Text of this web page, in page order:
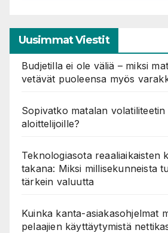
Uusimmat Viestit
Budjetilla ei ole väliä – miksi
vetävät puoleensa myös
Sopivatko matalan
aloittelijoille?
Teknologiasota reaaliaikaisten
takana: Miksi millisekunneista
tärkein valuutta
Kuinka kanta-asiakasohjelmat
pelaajien käyttäytymistä